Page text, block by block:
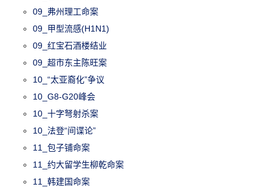
09_弗州理工命案
09_甲型流感(H1N1)
09_红宝石酒楼结业
09_超市东主陈旺案
10_“太亚裔化”争议
10_G8-G20峰会
10_十字弩射杀案
10_法登“间谍论”
11_包子铺命案
11_约大留学生柳乾命案
11_韩建国命案